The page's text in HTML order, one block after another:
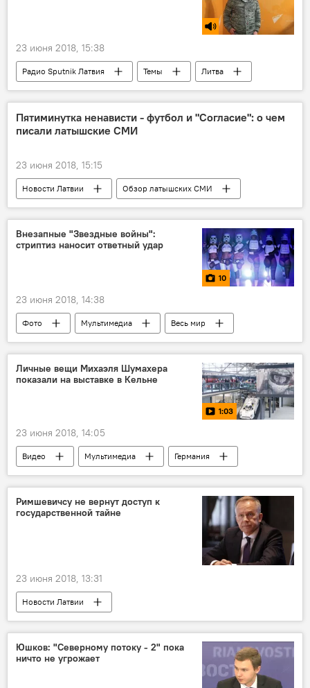
23 июня 2018, 15:38
Радио Sputnik Латвия Темы
Литва
Олег Матвейчев
Евросоюз
пенсии
пенсионеры
Пятиминутка ненависти - футбол и "Согласие": о чем
писали латышские СМИ
23 июня 2018, 15:15
Новости Латвии
Обзор латышских СМИ
Латвия
Алдис Гобземс
Бен Латковскис
Единство
Согласие
чемпионат мира по футболу
"мешки ЧК"
Внезапные "Звездные войны":
стриптиз наносит ответный удар
10
23 июня 2018, 14:38
Фото Мультимедиа
Весь мир
"Звездные войны"
Личные вещи Михаэля Шумахера
показали на выставке в Кельне
1:03
23 июня 2018, 14:05
Видео Мультимедиа
Германия
Михаэль Шумахер
Формула-1
Римшевичсу не вернут доступ к
государственной тайне
23 июня 2018, 13:31
Новости Латвии
Дело главы Банка Латвии Илмарса Римшевичса
Илмарс Римшевичс
Банк Латвии
гостайна
Юшков: "Северному потоку - 2" пока
ничто не угрожает